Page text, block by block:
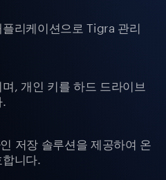
리케이션으로 Tigra 관리
, 개인 키를 하드 드라이브
저장 솔루션을 제공하여 온
니다.